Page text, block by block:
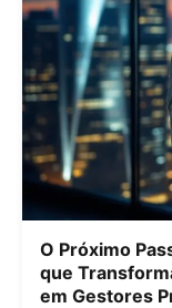
O Próximo
que
em Gestores